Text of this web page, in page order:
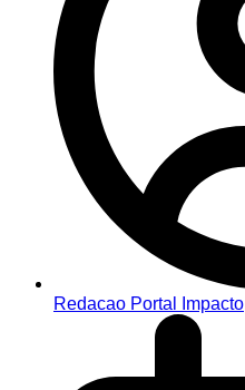
Redacao Portal Impacto